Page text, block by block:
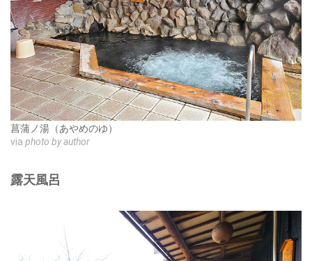
菖蒲ノ湯（あやめのゆ）
via photo by author
露天風呂